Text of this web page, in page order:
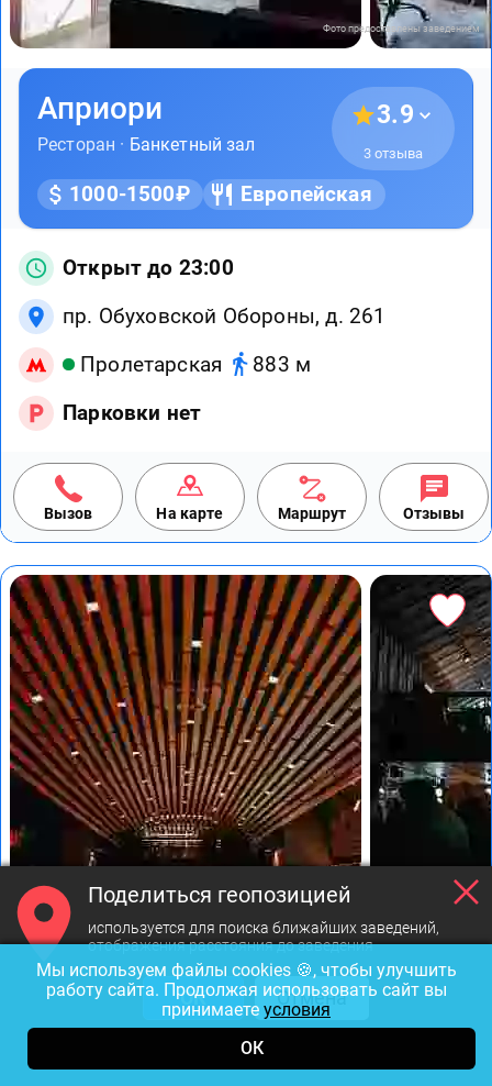
Фото предоставлены заведением
Априори
Ресторан · Банкетный зал
3.9
3 отзыва
1000-1500₽ Европейская
Открыт до 23:00
пр. Обуховской Обороны, д. 261
Пролетарская
883 м
Парковки нет
Вызов На карте Маршрут Отзывы
Фото предоставлены заведением
Арка
·Клуб
4.7
21 отзыв
1000-1500₽ Авторская
Поделиться геопозицией
используется для поиска ближайших заведений,
отображения расстояния до заведения
ОК Отмена
Мы используем файлы cookies 🍪, чтобы улучшить
работу сайта. Продолжая использовать сайт вы
принимаете условия
ОК